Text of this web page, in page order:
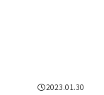
2023.01.30